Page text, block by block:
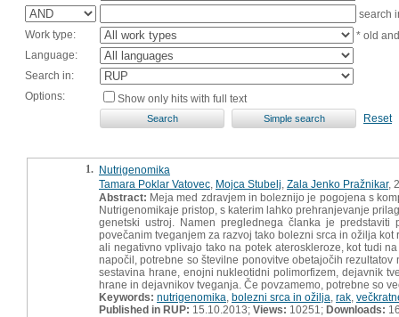
search
Work type:
* old
Language:
Search in:
Options:
Show only hits with full text
Reset
1. Nutrigenomika
Tamara Poklar Vatovec Mojca Stubelj Zala Jenko Pražnikar,
Abstract: Meja med zdravjem in boleznijo je pogojena s
Nutrigenomikaje pristop, s katerim lahko prehranjevanje
genetski ustroj. Namen preglednega članka je
povečanim tveganjem za razvoj tako bolezni srca in ožilja
ali negativno vplivajo tako na potek ateroskleroze, kot tudi
napočil, potrebne so številne ponovitve obetajočih
sestavina hrane, enojni nukleotidni polimorfizem, dejavnik
hrane in dejavnikov tveganja. Če povzamemo, potrebne so
Keywords: nutrigenomika bolezni srca in ožilja rak
Published in RUP: 15.10.2013; Views: 10251; Downloads: